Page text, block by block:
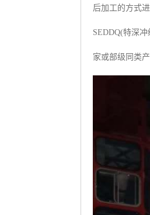
后加工的方式
SEDDQ(特深
家或部级同类